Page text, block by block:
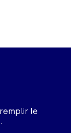
le
.